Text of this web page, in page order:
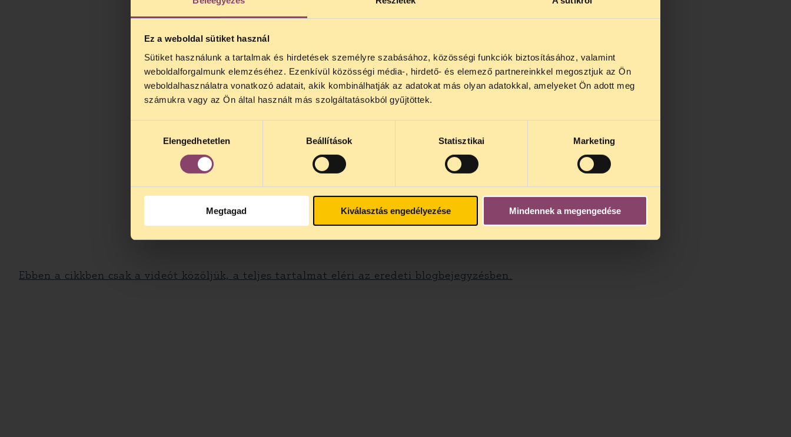
Ez a weboldal sütiket használ
Sütiket használunk a tartalmak és hirdetések személyre szabásához, közösségi funkciók biztosításához, valamint
weboldalforgalmunk elemzéséhez. Ezenkívül közösségi média-, hirdető- és elemező partnereinkkel megosztjuk az Ön
weboldalhasználatra vonatkozó adatait, akik kombinálhatják az adatokat más olyan adatokkal, amelyeket Ön adott meg
számukra vagy az Ön által használt más szolgáltatásokból gyűjtöttek.
kiválasztásaElengedhetetlen Beállítások Statisztikai Marketing
Megtagad Kiválasztás engedélyezése Mindennek a megengedése
Ebben a cikkben csak a videót közöljük, a teljes tartalmat eléri az eredeti blogbejegyzésben.
TELEFONOS JOGSEGÉLY SZÜNET!
Kedves érdeklődő, Tájékoztatjuk, hogy
telefonos jogsegélyünk július 27 és
augusztus 24 között szünetel
. Az első telefonos jogsegély
augusztus 25-én
kedden, 13 és 15 óra között lesz
jogsegely@tasz.hu
alatt is elér minket.